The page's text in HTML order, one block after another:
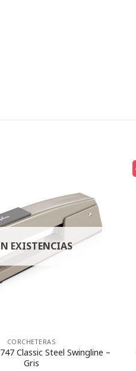
EXISTENCIAS
CORCHETERAS
Classic Steel Swingline –
Gris